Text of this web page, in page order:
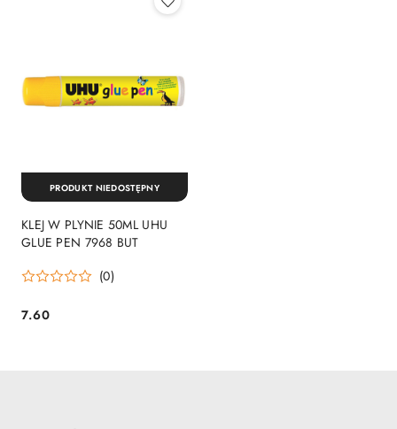
KLEJ W PLYNIE 50ML UHU
GLUE PEN 7968 BUT
(0)
Cena:
7.60
PRODUKT NIEDOSTĘPNY